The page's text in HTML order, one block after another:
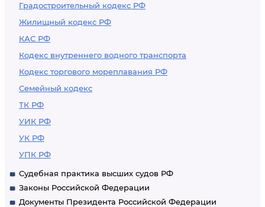
Градостроительный кодекс РФ
Жилищный кодекс РФ
КАС РФ
Кодекс внутреннего водного транспорта
Кодекс торгового мореплавания РФ
Семейный кодекс
ТК РФ
УИК РФ
УК РФ
УПК РФ
Судебная практика высших судов РФ
Законы Российской Федерации
Документы Президента Российской Федерации